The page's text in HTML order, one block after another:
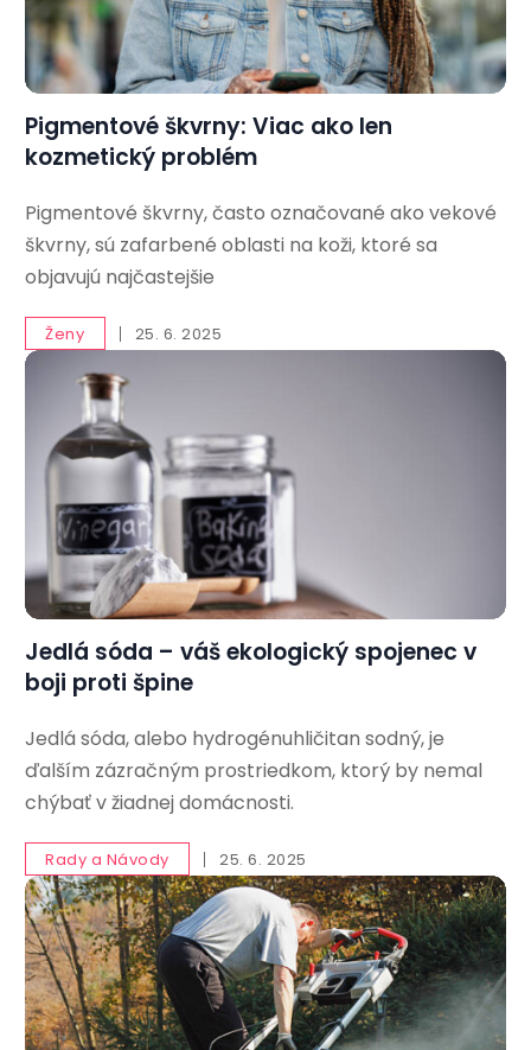
Pigmentové škvrny: Viac ako len
kozmetický problém
Pigmentové škvrny, často označované ako vekové
škvrny, sú zafarbené oblasti na koži, ktoré sa
objavujú najčastejšie
Ženy 25. 6. 2025
Jedlá sóda – váš ekologický spojenec v
boji proti špine
Jedlá sóda, alebo hydrogénuhličitan sodný, je
ďalším zázračným prostriedkom, ktorý by nemal
chýbať v žiadnej domácnosti.
Rady a Návody 25. 6. 2025